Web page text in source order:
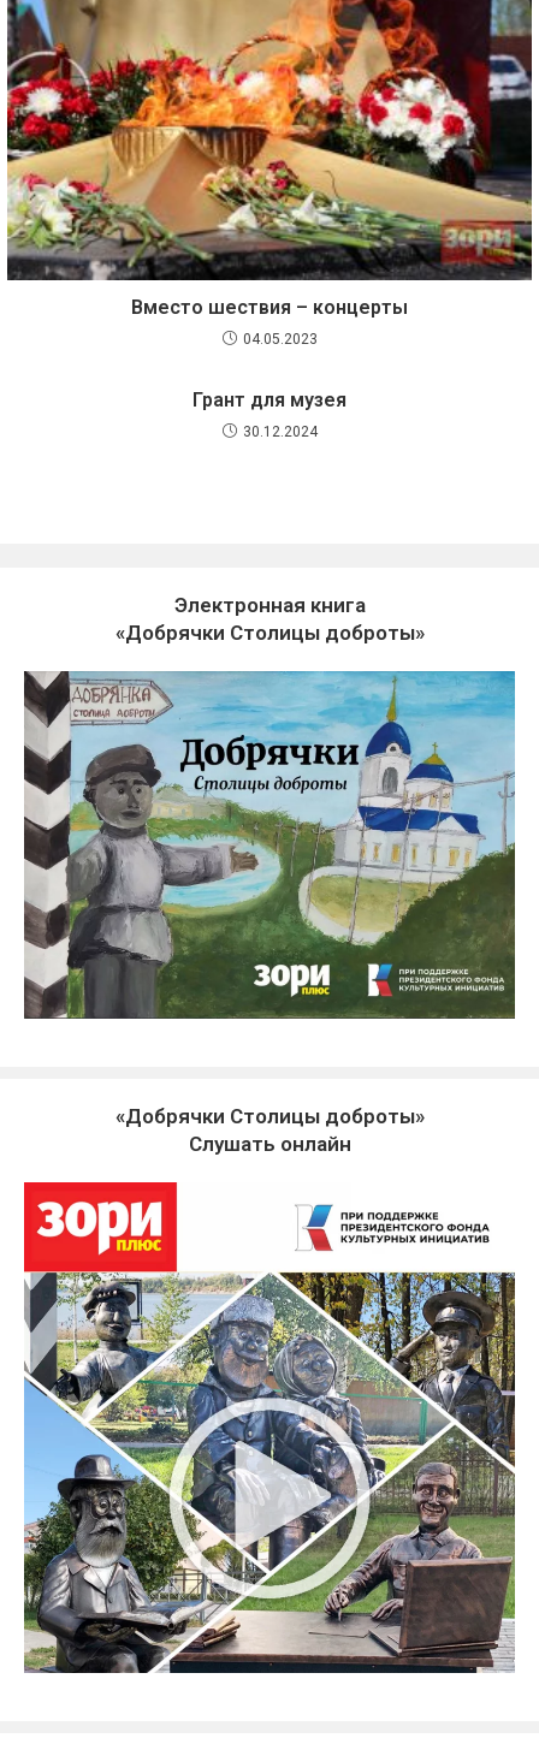
Вместо шествия – концерты
04.05.2023
Грант для музея
30.12.2024
Электронная книга
«Добрячки Столицы доброты»
«Добрячки Столицы доброты»
Слушать онлайн